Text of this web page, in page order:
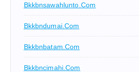
Bkkbnsawahlunto.com
Bkkbndumai.com
Bkkbnbatam.com
Bkkbncimahi.com